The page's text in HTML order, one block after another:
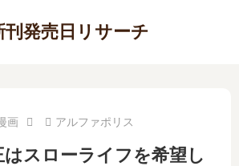
刊発売日リサーチ
画 アルファポリス
はスローライフを希望し